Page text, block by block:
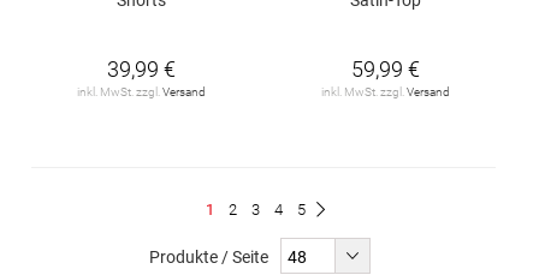
39,99 €
inkl. MwSt. zzgl. Versand
59,99 €
inkl. MwSt. zzgl. Versand
Du
1 Seite
2 Seite
3 Seite
4 Seite
5
Produkte / Seite